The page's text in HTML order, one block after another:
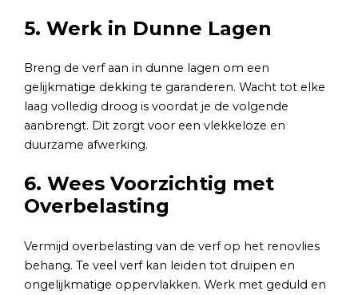
5. Werk in Dunne Lagen
Breng de verf aan in dunne lagen om een
gelijkmatige dekking te garanderen. Wacht tot elke
laag volledig droog is voordat je de volgende
aanbrengt. Dit zorgt voor een vlekkeloze en
duurzame afwerking.
6. Wees Voorzichtig met
Overbelasting
Vermijd overbelasting van de verf op het renovlies
behang. Te veel verf kan leiden tot druipen en
ongelijkmatige oppervlakken. Werk met geduld en